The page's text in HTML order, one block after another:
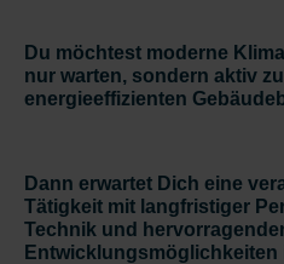
Du möchtest moderne
nur warten, sondern aktiv
energieeffizienten
Dann erwartet Dich eine
Tätigkeit mit langfristiger
Technik und
Entwicklungsmöglichkeiten